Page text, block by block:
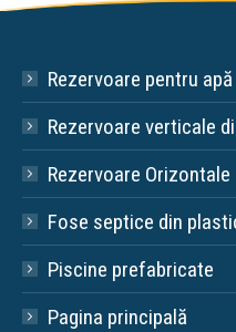
Rezervoare pentru apă
Rezervoare verticale
Rezervoare
Fose septice din
Piscine prefabricate
Pagina principală